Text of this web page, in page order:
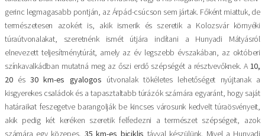
gerinc legmagasabb pontján, az Árpád-csúcson sem jártak. Főként miattuk, de
természetesen azokért is, akik ismerik és szeretik a Kolozsvár környéki
túraútvonalakat, szeretnénk ismét útjára indítani a Hunyadi Mátyásról
elnevezett teljesítménytúrát, amely az év legszebb évszakában, az októberi
színkavalkádban mutatná meg az őszi erdő szépségét a résztvevőknek. A 10,
20és30 km-es gyalogos útvonalak tökéletes lehetőséget nyújtanak a
kisgyerekes családok és a tapasztaltabb túrázók számára egyaránt, hogy saját
határaikat feszegetve barangolják be kincses városunk kedvelt túraösvényeit,
akik pedig két keréken szeretik felfedezni a természet szépségeit, azok
számára egy közepes,35 km-es biciklis távval készülünk. Mivel a Hunyadi